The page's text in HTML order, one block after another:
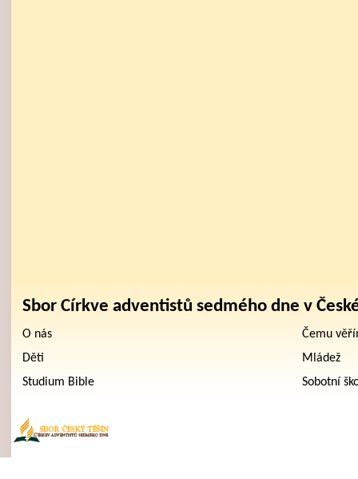
Sbor Církve adventistů sedmého dne v
O nás
Čemu
Děti
Mládež
Studium Bible
Sobotní